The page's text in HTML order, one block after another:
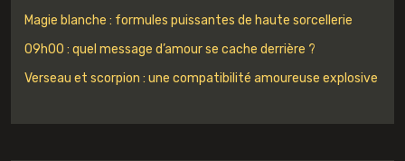
Magie blanche : formules puissantes de haute sorcellerie
09h00 : quel message d’amour se cache derrière ?
Verseau et scorpion : une compatibilité amoureuse explosive